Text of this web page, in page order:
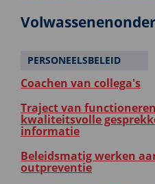
PERSONEELSBELEID
Coachen van collega's
Traject van
kwaliteitsvolle
informatie
Beleidsmatig werken
outpreventie